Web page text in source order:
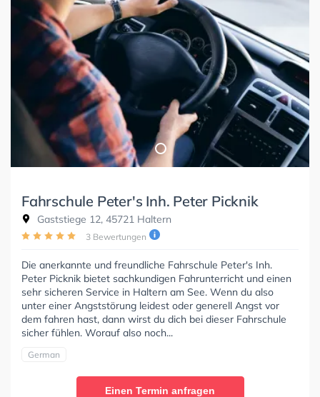
Fahrschule Peter's Inh. Peter Picknik
Gaststiege 12, 45721 Haltern
3 Bewertungen
Die anerkannte und freundliche Fahrschule Peter's Inh.
Peter Picknik bietet sachkundigen Fahrunterricht und einen
sehr sicheren Service in Haltern am See. Wenn du also
unter einer Angststörung leidest oder generell Angst vor
dem fahren hast, dann wirst du dich bei dieser Fahrschule
sicher fühlen. Worauf also noch...
German
Einen Termin anfragen